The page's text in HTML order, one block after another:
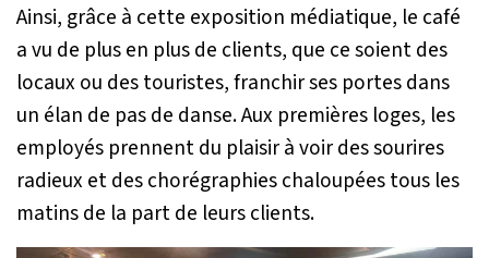
Ainsi, grâce à cette exposition médiatique, le café
a vu de plus en plus de clients, que ce soient des
locaux ou des touristes, franchir ses portes dans
un élan de pas de danse. Aux premières loges, les
employés prennent du plaisir à voir des sourires
radieux et des chorégraphies chaloupées tous les
matins de la part de leurs clients.